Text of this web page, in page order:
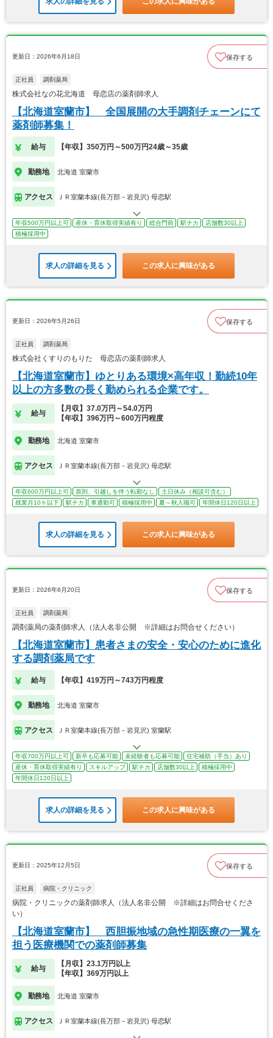
更新日：2026年6月18日 保存する
正社員 調剤薬局
株式会社なの花北海道 母恋店の薬剤師求人
【北海道室蘭市】 全国展開の大手調剤チェーンにて
薬剤師募集！
給与 【年収】350万円～500万円24歳～35歳
勤務地 北海道 室蘭市
アクセス ＪＲ室蘭本線(長万部－岩見沢) 母恋駅
年収500万円以上可 産休・育休取得実績有り 総合門前 駅チカ
店舗数30以上
積極採用中
求人の詳細を見る この求人に興味がある
更新日：2026年5月26日 保存する
正社員 調剤薬局
株式会社くすりのもりた 母恋店の薬剤師求人
【北海道室蘭市】ゆとりある環境×高年収！勤続10年
以上の方多数の長く勤められる企業です。
給与
【月収】37.0万円～54.0万円
【年収】396万円～600万円程度
勤務地 北海道 室蘭市
アクセス ＪＲ室蘭本線(長万部－岩見沢) 母恋駅
年収600万円以上可 原則、引越しを伴う転勤なし
土日休み（相談可含む）
残業月10ｈ以下
駅チカ 車通勤可 積極採用中 夏～秋入職可 年間休日120日以上
求人の詳細を見る この求人に興味がある
更新日：2026年6月20日 保存する
正社員 調剤薬局
調剤薬局の薬剤師求人（法人名非公開 ※詳細はお問合せください）
【北海道室蘭市】患者さまの安全・安心のために進化
する調剤薬局です
給与 【年収】419万円～743万円程度
勤務地 北海道 室蘭市
アクセス ＪＲ室蘭本線(長万部－岩見沢) 室蘭駅
年収700万円以上可 新卒も応募可能 未経験者も応募可能
住宅補助（手当）あり
産休・育休取得実績有り
スキルアップ 駅チカ 店舗数30以上
積極採用中
年間休日120日以上
求人の詳細を見る この求人に興味がある
更新日：2025年12月5日 保存する
正社員 病院・クリニック
病院・クリニックの薬剤師求人（法人名非公開 ※詳細はお問合せくださ
い）
【北海道室蘭市】 西胆振地域の急性期医療の一翼を
担う医療機関での薬剤師募集
給与
【月収】23.1万円以上
【年収】369万円以上
勤務地 北海道 室蘭市
アクセス ＪＲ室蘭本線(長万部－岩見沢) 母恋駅